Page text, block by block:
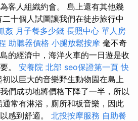
客人組織約會。 島上還有其他幾
十個人試圖讓我們在徒步旅行中
姦 月子餐多少錢 長照中心 單人房
助聽器價格 小腿放鬆按摩 毫不奇
的經濟中，海洋火車的一日遊是收
。 安養院 北部 seo保證第一頁 快
初以巨大的音樂野生動物園在島上
們成功地將價格下降了一半，所以
常有淋浴，廁所和板音樂，因此
感到舒適。 北投按摩服務 自助餐